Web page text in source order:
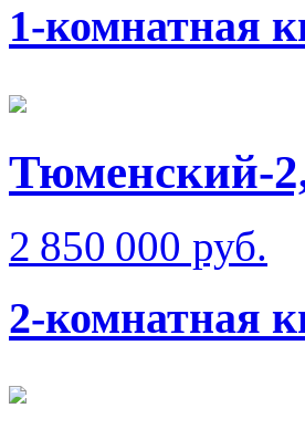
1-комнатная
Тюменский-
2 850 000 руб.
2-комнатная